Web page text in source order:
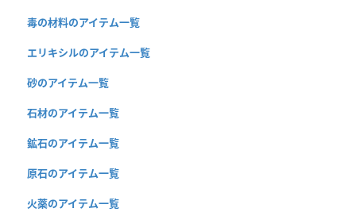
毒の材料のアイテム一覧
エリキシルのアイテム一覧
砂のアイテム一覧
石材のアイテム一覧
鉱石のアイテム一覧
原石のアイテム一覧
火薬のアイテム一覧